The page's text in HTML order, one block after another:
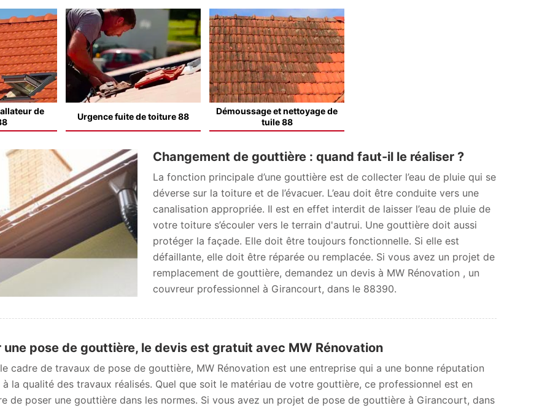
de
Urgence fuite de toiture 88
Démoussage et nettoyage de
tuile 88
Changement de gouttière : quand faut-il le réaliser ?
La fonction principale d’une gouttière est de collecter l’eau de pluie qui se
déverse sur la toiture et de l’évacuer. L’eau doit être conduite vers une
canalisation appropriée. Il est en effet interdit de laisser l’eau de pluie de
votre toiture s’écouler vers le terrain d'autrui. Une gouttière doit aussi
protéger la façade. Elle doit être toujours fonctionnelle. Si elle est
défaillante, elle doit être réparée ou remplacée. Si vous avez un projet de
remplacement de gouttière, demandez un devis à MW Rénovation , un
couvreur professionnel à Girancourt, dans le 88390.
une pose de gouttière, le devis est gratuit avec MW Rénovation
cadre de travaux de pose de gouttière, MW Rénovation est une entreprise qui a une bonne réputation
la qualité des travaux réalisés. Quel que soit le matériau de votre gouttière, ce professionnel est en
de poser une gouttière dans les normes. Si vous avez un projet de pose de gouttière à Girancourt, dans